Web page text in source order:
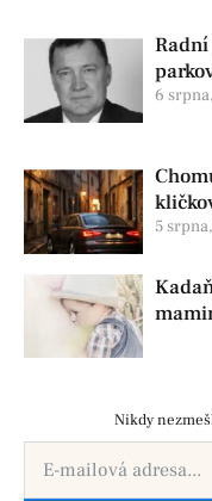
6
5
už
Nikdy